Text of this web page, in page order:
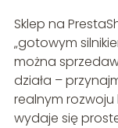
Sklep na
„gotowym
można
działa –
realnym rozwoju
wydaje się